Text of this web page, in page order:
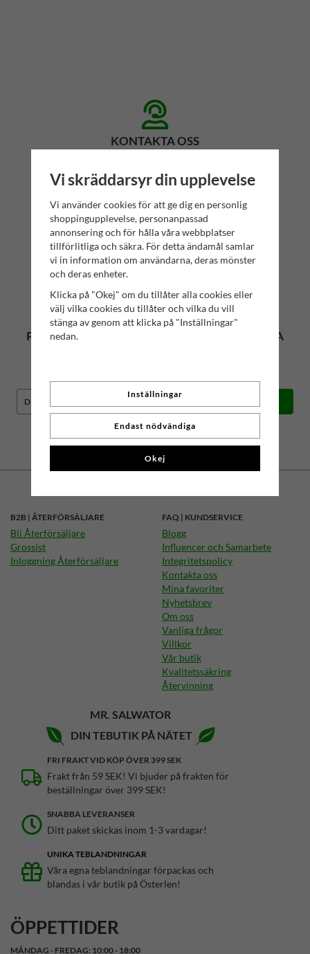
KONTAKTA OSS
Mr. Salwator - Simrishamns Tehandel
Organisationsnummer: 559112-6023
Butik: Storgatan 19, 272 31, Simrishamn
Mejl: konsumentkontakt(at)salwator.se
PRENUMERERA PÅ NYHETSBREVET FÖR VÅRA
De uppgifter du matar in kommer endast användas till våra nyhetsbrev.
B2B | ÅTERFÖRSÄLJARE
Bli Återförsäljare
Grossist
Inloggning Återförsäljare
FAQ | KUNDSERVICE
Blogg
Influencer och Samarbete
Integritetspolicy
Kontakta oss
Mina favoriter
Nyhetsbrev
Om oss
Vanliga frågor
Villkor
Vår butik
Kvalitetssäkring
Återvinning
MR. SALWATOR
DIN TEBUTIK PÅ NÄTET
FRI FRAKT VID KÖP ÖVER 399 SEK
Frakt från 59 SEK! Vi bjuder på frakten för
beställningar över 399 SEK!
SNABBA LEVERANSER
Ditt paket skickas inom 1-3 vardagar!
UNIKA TEBLANDNINGAR
Våra egna teblandningar förpackas och
blandas i vår butik på Österlen!
ÖPPETTIDER
MÅNDAG - FREDAG: 10:00 - 18:00
Vi skräddarsyr din upplevelse
Vi använder cookies för att ge dig en personlig
shoppingupplevelse, personanpassad
annonsering och för hålla våra webbplatser
tillförlitliga och säkra. För detta ändamål samlar
vi in information om användarna, deras mönster
och deras enheter.
Klicka på "Okej" om du tillåter alla cookies eller
välj vilka cookies du tillåter och vilka du vill
stänga av genom att klicka på "Inställningar"
nedan.
Inställningar
Endast nödvändiga
Okej